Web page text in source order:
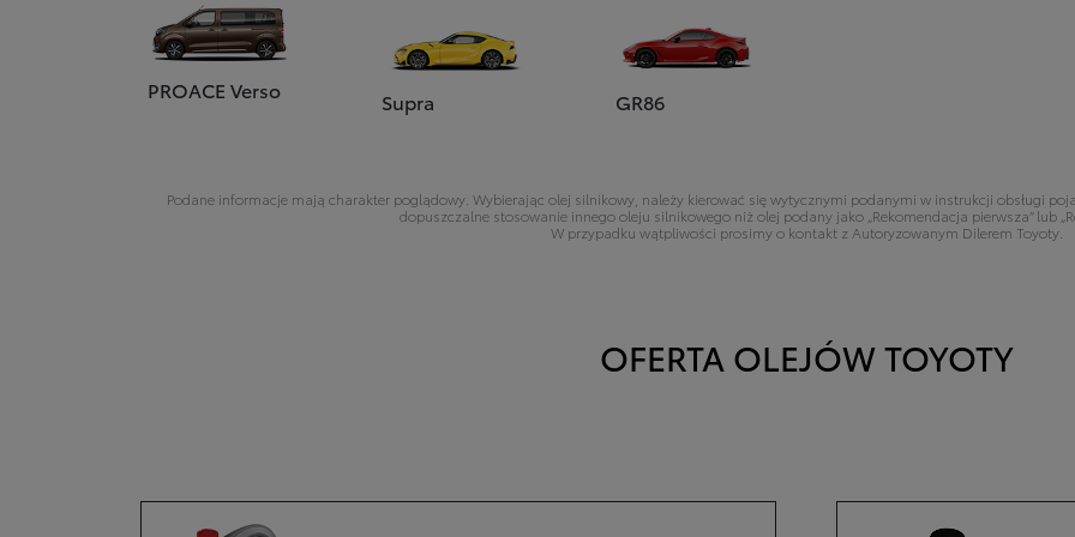
PROACE Verso Supra GR86
Podane informacje mają charakter poglądowy. Wybierając olej silnikowy, należy kierować się wytycznymi podanymi w instrukcji obsługi
dopuszczalne stosowanie innego oleju silnikowego niż olej podany jako „Rekomendacja pierwsza” lub
W przypadku wątpliwości prosimy o kontakt z Autoryzowanym Dilerem Toyoty.
OFERTA OLEJÓW TOYOTY